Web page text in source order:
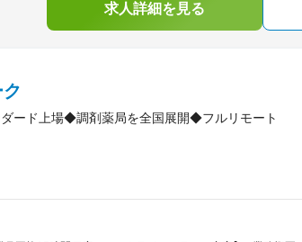
求人詳細を見る
ード上場◆調剤薬局を全国展開◆フルリモート